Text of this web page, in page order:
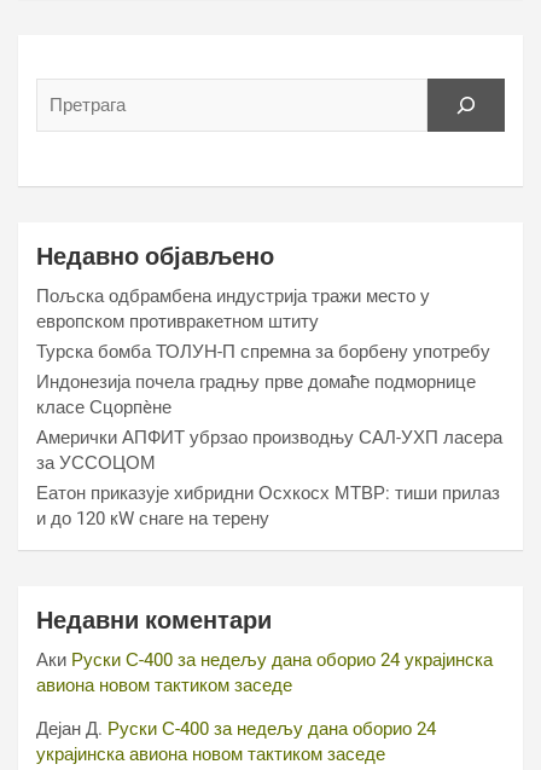
Недавно објављено
Пољска одбрамбена индустрија тражи место у
европском противракетном штиту
Турска бомба ТОЛУН-П спремна за борбену употребу
Индонезија почела градњу прве домаће подморнице
класе Сцорпèне
Амерички АПФИТ убрзао производњу САЛ-УХП ласера
за УССОЦОМ
Еатон приказује хибридни Осхкосх МТВР: тиши прилаз
и до 120 кW снаге на терену
Недавни коментари
Аки Руски С-400 за недељу дана оборио 24 украјинска
авиона новом тактиком заседе
Дејан Д. Руски С-400 за недељу дана оборио 24
украјинска авиона новом тактиком заседе